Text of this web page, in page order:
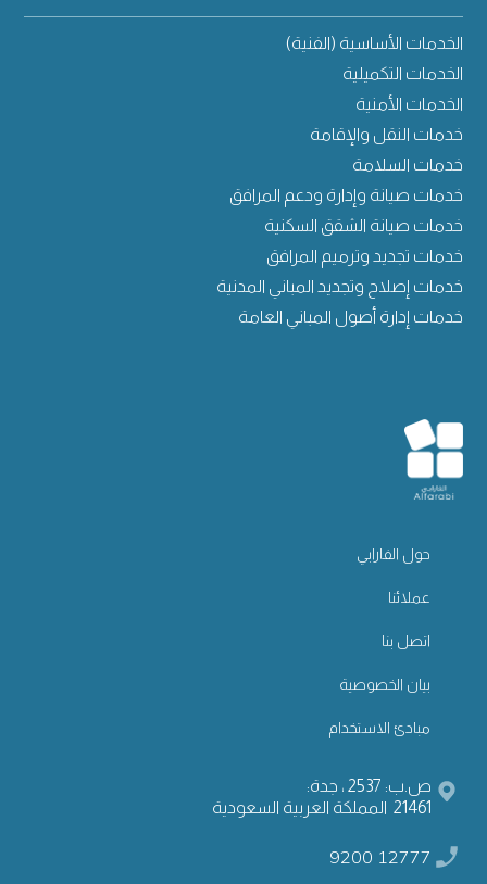
الخدمات الأساسية (الفنية)
الخدمات التكميلية
الخدمات الأمنية
خدمات النقل والإقامة
خدمات السلامة
خدمات صيانة وإدارة ودعم المرافق
خدمات صيانة الشقق السكنية
خدمات تجديد وترميم المرافق
خدمات إصلاح وتجديد المباني المدنية
خدمات إدارة أصول المباني العامة
حول الفارابي
عملائنا
اتصل بنا
بيان الخصوصية
مبادئ الاستخدام
ص.ب: 2537 ، جدة:
21461 المملكة العربية السعودية
9200 12777